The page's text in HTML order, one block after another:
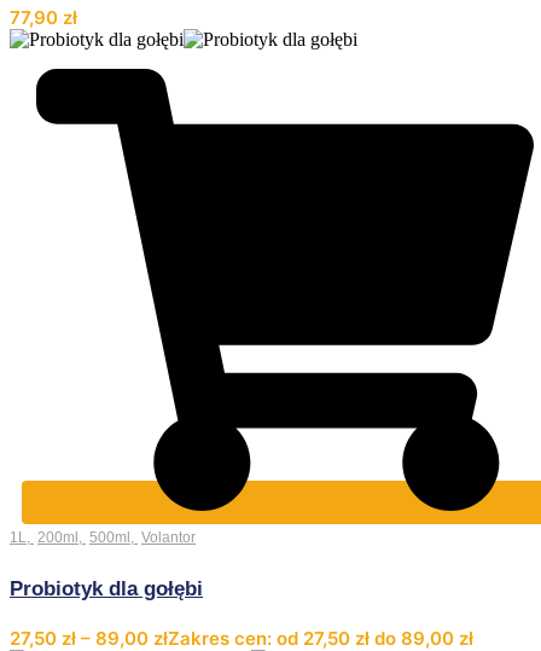
77,90 zł
1L 200ml 500ml Volantor
Probiotyk dla gołębi
27,50 zł – 89,00 złZakres cen: od 27,50 zł do 89,00 zł